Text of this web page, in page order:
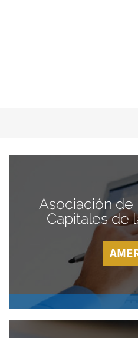
Asociación
Capitales de